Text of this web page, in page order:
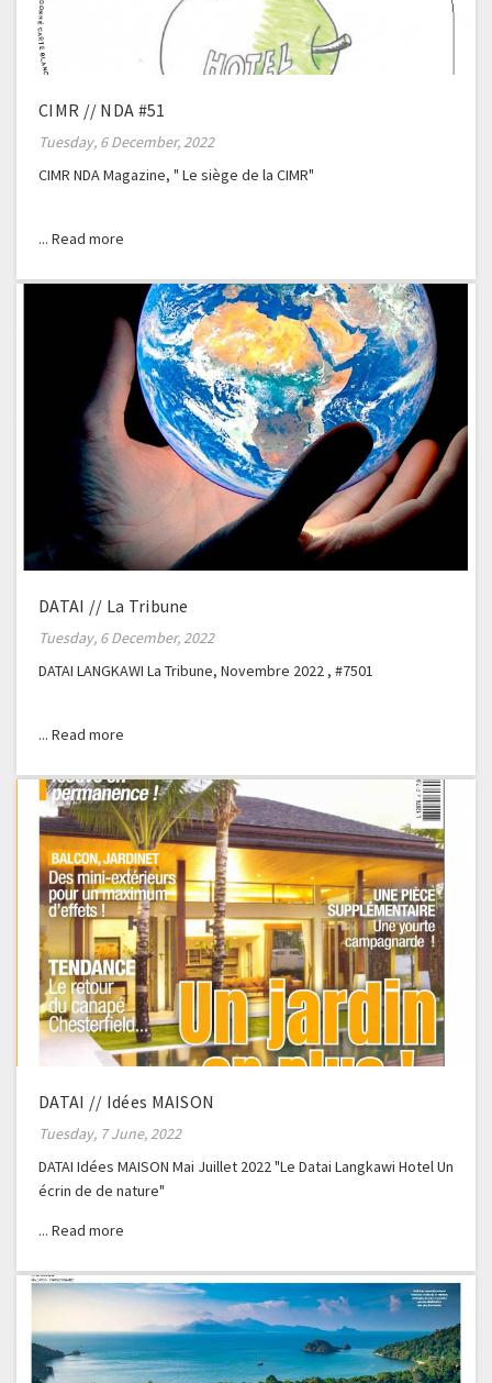
CIMR // NDA #51
Tuesday, 6 December, 2022
CIMR NDA Magazine, " Le siège de la CIMR"
DATAI // La Tribune
Tuesday, 6 December, 2022
DATAI LANGKAWI La Tribune, Novembre 2022 , #7501
DATAI // Idées MAISON
Tuesday, 7 June, 2022
DATAI Idées MAISON Mai Juillet 2022 "Le Datai Langkawi Hotel Un
écrin de de nature"